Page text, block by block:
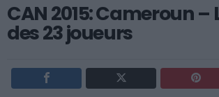
CAN 2015: Cameroun –
des 23 joueurs